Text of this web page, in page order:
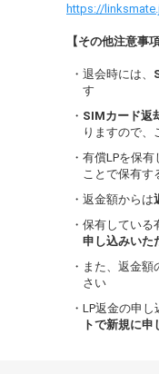
https://
【その他注意事
・退会時には、
す
・ SIMカード返
りますので、
・有償LPを保
ことで保有す
・返金額からは
・保有している
申し込みいた
・また、返金
さい
・LP返金の申
トで新規に